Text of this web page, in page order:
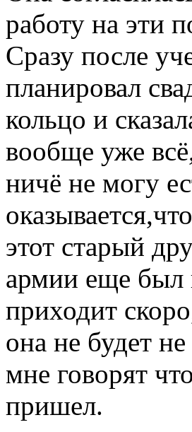
работу на эти
Сразу после
планировал
кольцо и
вообще уже
ничё не могу
этот старый
армии еще был
приходит
она не будет
мне говорят
пришел.